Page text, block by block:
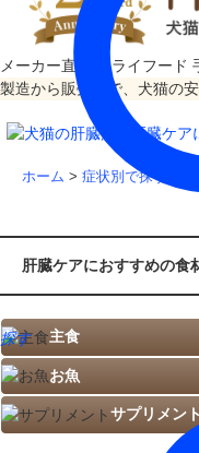
探す
メーカー直売 ドライフード
製造から販売まで、犬猫の
ホーム > 症状別で探す
肝臓ケアにおすすめの食
主食
お魚
サプリメント